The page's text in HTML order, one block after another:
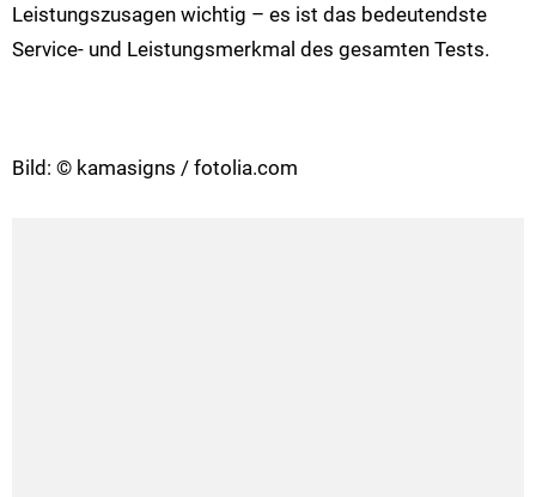
Leistungszusagen wichtig – es ist das bedeutendste
Service- und Leistungsmerkmal des gesamten Tests.
Bild: © kamasigns / fotolia.com